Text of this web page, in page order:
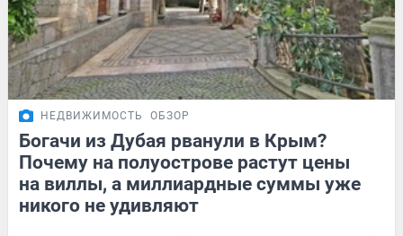
НЕДВИЖИМОСТЬ ОБЗОР
Богачи из Дубая рванули в Крым?
Почему на полуострове растут цены
на виллы, а миллиардные суммы уже
никого не удивляют